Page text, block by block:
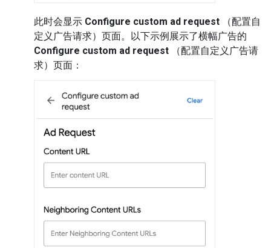
此时会显示 Configure custom ad request （配置自
定义广告请求）页面。以下示例展示了横幅广告的
Configure custom ad request （配置自定义广告请
求）页面：